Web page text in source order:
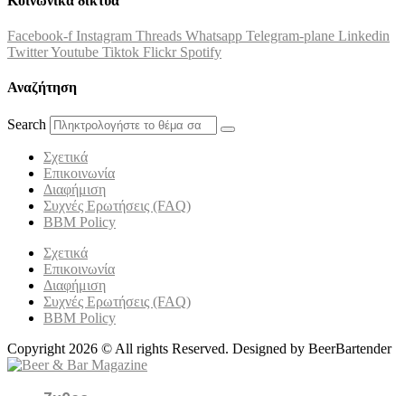
Facebook-f Instagram Threads Whatsapp Telegram-plane Linkedin
TwitterYoutube Tiktok Flickr Spotify
Αναζήτηση
Search
Σχετικά
Επικοινωνία
Διαφήμιση
Συχνές Ερωτήσεις (FAQ)
BBM Policy
Σχετικά
Επικοινωνία
Διαφήμιση
Συχνές Ερωτήσεις (FAQ)
BBM Policy
Copyright 2026 © All rights Reserved. Designed by BeerBartender